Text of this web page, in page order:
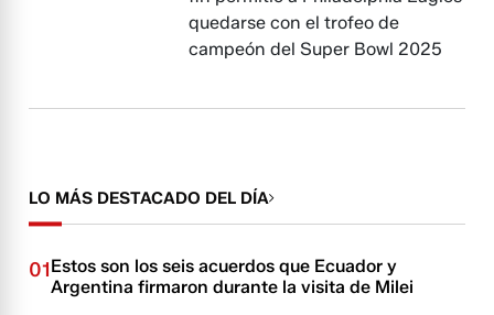
quedarse con el trofeo de
campeón del Super Bowl 2025
LO MÁS DESTACADO DEL DÍA
01Estos son los seis acuerdos que Ecuador y
Argentina firmaron durante la visita de Milei